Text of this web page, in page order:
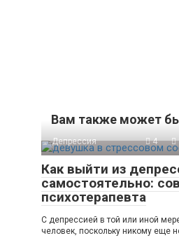
Вам также может
Депрессия 4
Как выйти из
самостоятельно:
психотерапевта
С депрессией в той или иной
человек, поскольку никому еще